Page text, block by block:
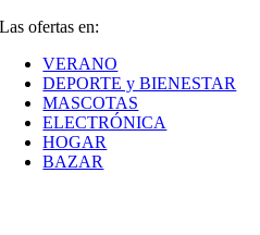
Las ofertas en:
VERANO
DEPORTE y BIENESTAR
MASCOTAS
ELECTRÓNICA
HOGAR
BAZAR